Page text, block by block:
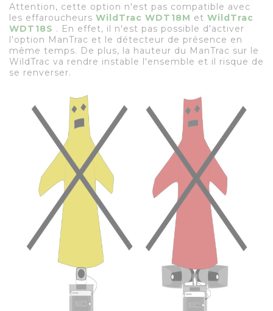
Attention, cette option n'est pas compatible avec
les effaroucheurs WildTrac WDT18M et WildTrac
WDT18S . En effet, il n'est pas possible d'activer
l'option ManTrac et le détecteur de présence en
même temps. De plus, la hauteur du ManTrac sur le
WildTrac va rendre instable l'ensemble et il risque de
se renverser.